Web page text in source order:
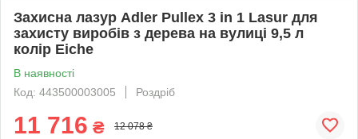
Захисна лазур Adler Pullex 3 in 1 Lasur для
захисту виробів з дерева на вулиці 9,5 л
колір Eiche
В наявності
Код: 443500003005
Роздріб
11 716 ₴ 12 078 ₴